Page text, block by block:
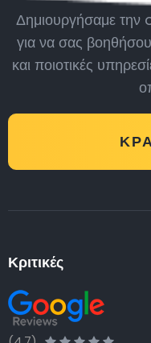
Δημιουργήσαμε την
για να σας
και ποιοτικές
Κριτικές